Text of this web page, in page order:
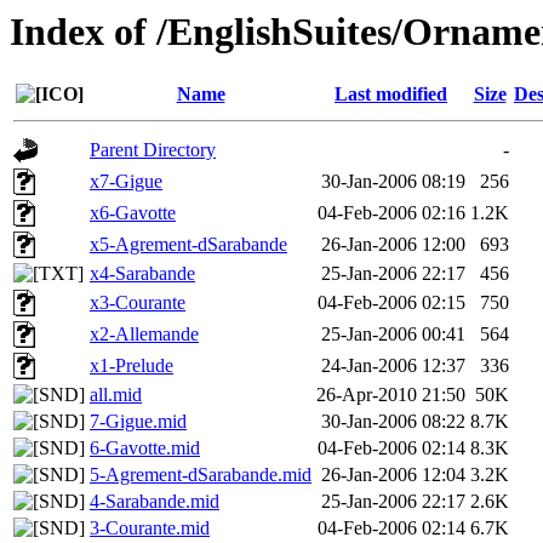
Index of /EnglishSuites/
Name Last modified Size
Parent Directory
-
x7-Gigue
30-Jan-2006 08:19
256
x6-Gavotte
04-Feb-2006 02:16 1.2K
x5-Agrement-dSarabande
26-Jan-2006 12:00
693
x4-Sarabande
25-Jan-2006 22:17
456
x3-Courante
04-Feb-2006 02:15
750
x2-Allemande
25-Jan-2006 00:41
564
x1-Prelude
24-Jan-2006 12:37
336
all.mid
26-Apr-2010 21:50 50K
7-Gigue.mid
30-Jan-2006 08:22 8.7K
6-Gavotte.mid
04-Feb-2006 02:14 8.3K
5-Agrement-dSarabande.mid 26-Jan-2006 12:04 3.2K
4-Sarabande.mid
25-Jan-2006 22:17 2.6K
3-Courante.mid
04-Feb-2006 02:14 6.7K